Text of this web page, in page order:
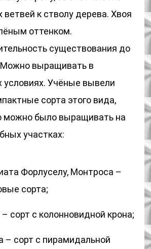
к стволу дерева. Хвоя
оттенком.
существования до
Можно выращивать в
условиях. Учёные вывели
сорта этого вида,
можно было выращивать на
участках:
Форлуселу, Монтроса –
сорта;
сорт с колонновидной крона;
– сорт с пирамидальной